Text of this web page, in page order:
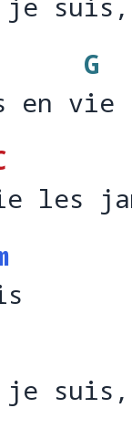
en v
G
en vie
suis,
je suis,